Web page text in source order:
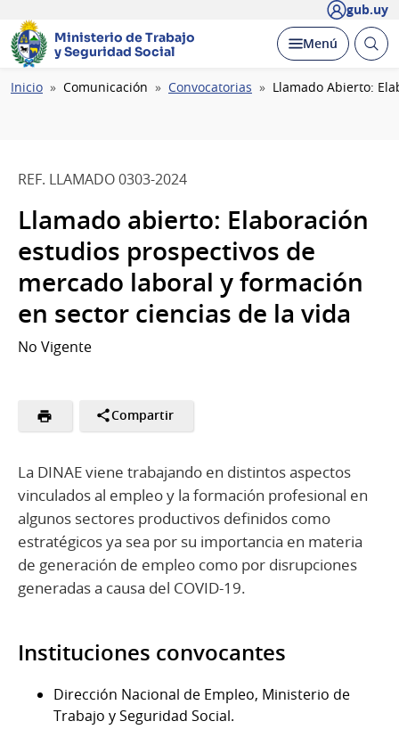
gub.uy
Ministerio de Trabajo
y Seguridad Social
Desplegar
Menú Abrir
Ruta
Inicio Comunicación Convocatorias Llamado Abierto:
REF. LLAMADO 0303-2024
Llamado abierto: Elaboración
estudios prospectivos de
mercado laboral y formación
en sector ciencias de la vida
No Vigente
Compartir
La DINAE viene trabajando en distintos aspectos
vinculados al empleo y la formación profesional en
algunos sectores productivos definidos como
estratégicos ya sea por su importancia en materia
de generación de empleo como por disrupciones
generadas a causa del COVID-19.
Instituciones convocantes
Dirección Nacional de Empleo, Ministerio de
Trabajo y Seguridad Social.